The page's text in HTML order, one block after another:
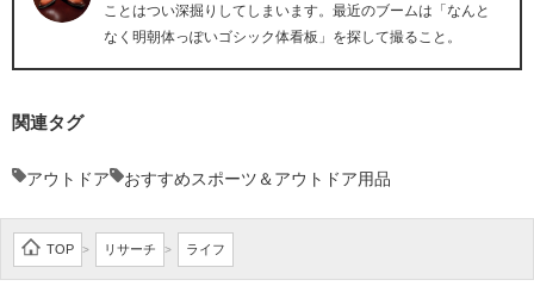
ことはつい深掘りしてしまいます。最近のブームは「なんと
なく明朝体っぽいゴシック体看板」を探して撮ること。
関連タグ
アウトドア おすすめスポーツ＆アウトドア用品
TOP > リサーチ > ライフ